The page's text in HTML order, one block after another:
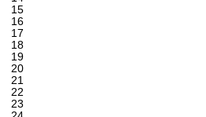
15
16
17
18
19
20
21
22
23